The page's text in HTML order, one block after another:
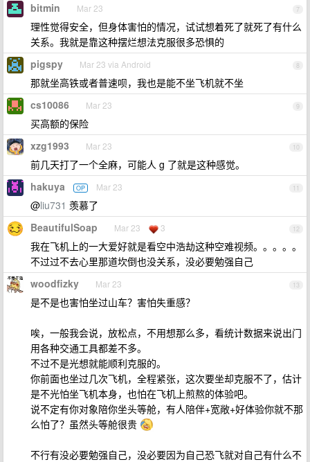
7
bitmin Mar 23
理性觉得安全，但身体害怕的情况，试试想着死了就死了有什么
关系。我就是靠这种摆烂想法克服很多恐惧的
8
pigspy Mar 23 via Android
那就坐高铁或者普速呗，我也是能不坐飞机就不坐
9
cs10086 Mar 23
买高额的保险
10
xzg1993 Mar 23
前几天打了一个全麻，可能人 g 了就是这种感觉。
11
hakuya OP Mar 23
@liu731 羡慕了
12
BeautifulSoap Mar 23 3
我在飞机上的一大爱好就是看空中浩劫这种空难视频。。。。。
不过过不去心里那道坎倒也没关系，没必要勉强自己
13
woodfizky Mar 23
是不是也害怕坐过山车？害怕失重感？
唉，一般我会说，放松点，不用想那么多，看统计数据来说出门
用各种交通工具都差不多。
不过不是光想就能顺利克服的。
你前面也坐过几次飞机，全程紧张，这次要坐却克服不了，估计
是不光怕坐飞机本身，也怕在飞机上煎熬的体验吧。
说不定有你对象陪你坐头等舱，有人陪伴+宽敞+好体验你就不那
么怕了？虽然头等舱很贵
不行有没必要勉强自己，没必要因为自己恐飞就对自己有什么不